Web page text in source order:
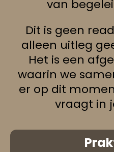
van
Dit is geen
alleen uitleg
Het is een
waarin we
er op dit
vraagt in